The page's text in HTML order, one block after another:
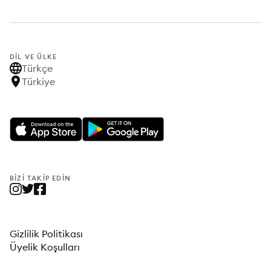
DIL VE ÜLKE
Türkçe
Türkiye
BIZI TAKIP EDIN
Gizlilik Politikası
Üyelik Koşulları